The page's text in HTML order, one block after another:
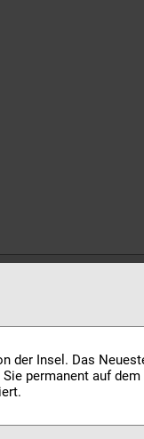
der Insel. Das
permanent auf